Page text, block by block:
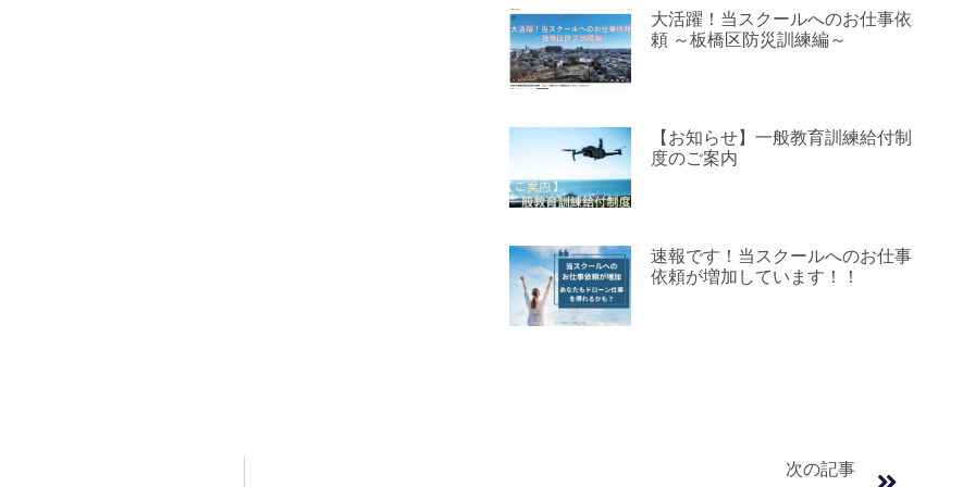
大活躍！当スクールへのお仕事依
頼 ～板橋区防災訓練編～
【お知らせ】一般教育訓練給付制
度のご案内
速報です！当スクールへのお仕事
依頼が増加しています！！
次の記事